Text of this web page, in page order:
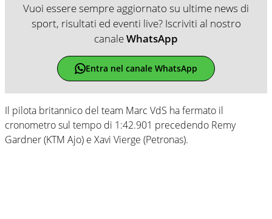
Vuoi essere sempre aggiornato su ultime news di
sport, risultati ed eventi live? Iscriviti al nostro
canaleWhatsApp
Entra nel canale WhatsApp
Il pilota britannico del team Marc VdS ha fermato il
cronometro sul tempo di 1:42.901 precedendo Remy
Gardner (KTM Ajo) e Xavi Vierge (Petronas).